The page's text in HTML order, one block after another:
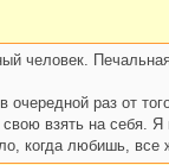
человек.
очередной раз от
свою взять на
когда любишь, все